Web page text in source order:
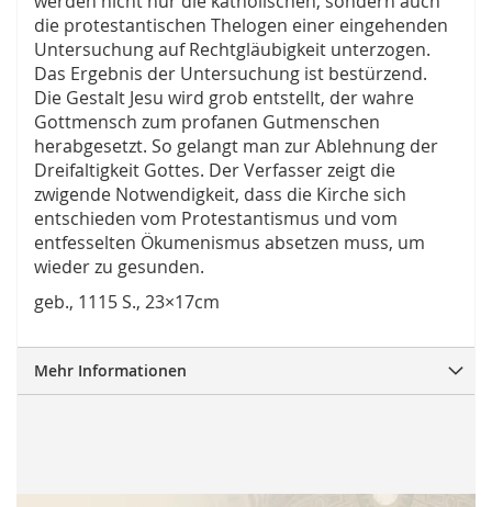
die protestantischen Thelogen einer eingehenden
Untersuchung auf Rechtgläubigkeit unterzogen.
Das Ergebnis der Untersuchung ist bestürzend.
Die Gestalt Jesu wird grob entstellt, der wahre
Gottmensch zum profanen Gutmenschen
herabgesetzt. So gelangt man zur Ablehnung der
Dreifaltigkeit Gottes. Der Verfasser zeigt die
zwigende Notwendigkeit, dass die Kirche sich
entschieden vom Protestantismus und vom
entfesselten Ökumenismus absetzen muss, um
wieder zu gesunden.
geb., 1115 S., 23×17cm
Mehr Informationen